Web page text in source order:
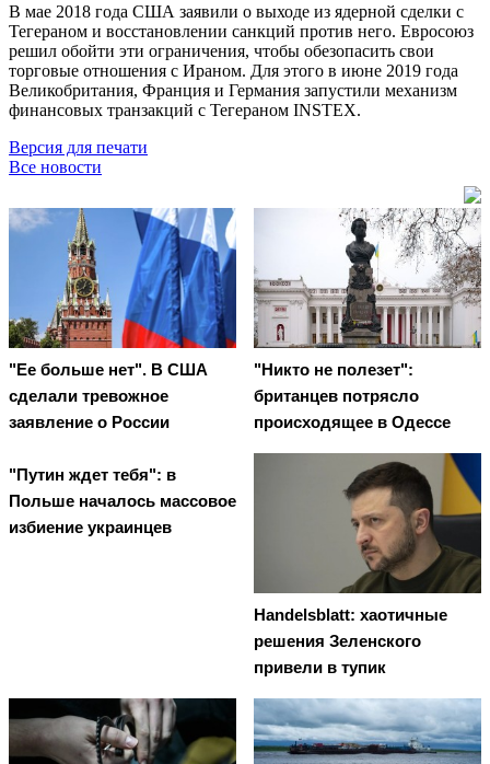
В мае 2018 года США заявили о выходе из ядерной сделки с
Тегераном и восстановлении санкций против него. Евросоюз
решил обойти эти ограничения, чтобы обезопасить свои
торговые отношения с Ираном. Для этого в июне 2019 года
Великобритания, Франция и Германия запустили механизм
финансовых транзакций с Тегераном INSTEX.
Версия для печати
Все новости
"Ее больше нет". В США
сделали тревожное
заявление о России
"Никто не полезет":
британцев потрясло
происходящее в Одессе
"Путин ждет тебя": в
Польше началось массовое
избиение украинцев
Handelsblatt: хаотичные
решения Зеленского
привели в тупик